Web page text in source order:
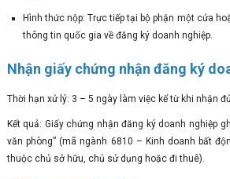
Hình thức nộp: Trực tiếp tại bộ phận một cửa
thông tin quốc gia về đăng ký doanh nghiệp.
Nhận giấy chứng nhận đăng ký
Thời hạn xử lý: 3 – 5 ngày làm việc kể từ khi nhận
Kết quả: Giấy chứng nhận đăng ký doanh nghiệp
văn phòng” (mã ngành 6810 – Kinh doanh bất
thuộc chủ sở hữu, chủ sử dụng hoặc đi thuê).